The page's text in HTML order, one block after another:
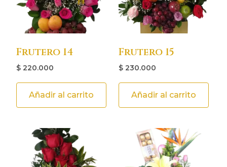
Frutero 14
$ 220.000
Añadir al carrito
Frutero 15
$ 230.000
Añadir al carrito